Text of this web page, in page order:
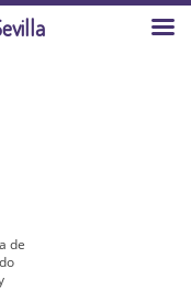
de